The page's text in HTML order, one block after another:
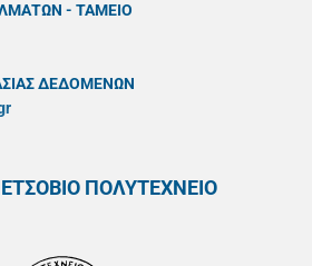
- ΤΑΜΕΙΟ
ΔΕΔΟΜΕΝΩΝ
ΠΟΛΥΤΕΧΝΕΙΟ